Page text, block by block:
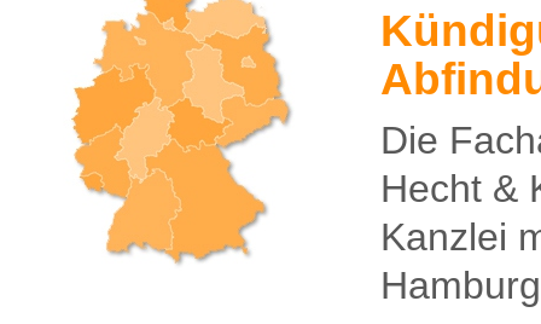
Die
Hecht &
Kanzlei